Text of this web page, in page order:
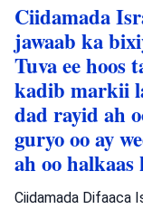
Ciidamada
jawaab ka
Tuva ee hoos
kadib markii
dad rayid ah
guryo oo ay
ah oo halkaas
Ciidamada Difaaca